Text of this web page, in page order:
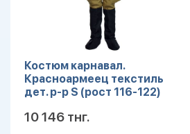
Костюм карнавал.
Красноармеец текстиль
дет. р-р S (рост 116-122)
10 146 тнг.